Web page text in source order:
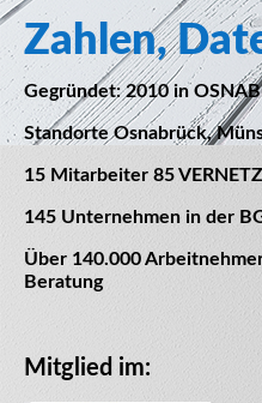
Zahlen,
Gegründet:2010 in
StandorteOsnabrück,
15 Mitarbeiter 85
145 Unternehmen in der
Über 140.000
Beratung
Mitglied im: